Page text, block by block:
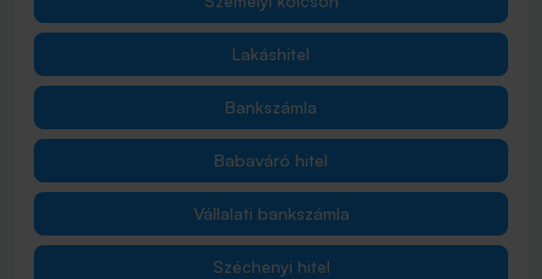
Lakáshitel
Bankszámla
Babaváró hitel
Vállalati bankszámla
Széchenyi hitel